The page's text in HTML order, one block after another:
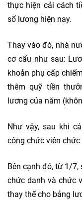
thực hiện cải cách
số lương hiện nay.
Thay vào đó, nhà
cơ cấu như sau:
khoản phụ cấp
thêm quỹ tiền
lương của năm
Như vậy, sau khi
công chức viên
Bên cạnh đó, từ 1/
chức danh và chức
thay thế cho bảng